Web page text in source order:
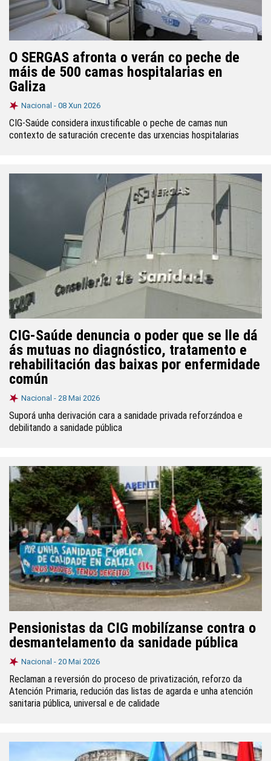
O SERGAS afronta o verán co peche de
máis de 500 camas hospitalarias en
Galiza
Nacional - 08 Xun 2026
CIG-Saúde considera inxustificable o peche de camas nun
contexto de saturación crecente das urxencias hospitalarias
CIG-Saúde denuncia o poder que se lle dá
ás mutuas no diagnóstico, tratamento e
rehabilitación das baixas por enfermidade
común
Nacional - 28 Mai 2026
Suporá unha derivación cara a sanidade privada reforzándoa e
debilitando a sanidade pública
Pensionistas da CIG mobilízanse contra o
desmantelamento da sanidade pública
Nacional - 20 Mai 2026
Reclaman a reversión do proceso de privatización, reforzo da
Atención Primaria, redución das listas de agarda e unha atención
sanitaria pública, universal e de calidade